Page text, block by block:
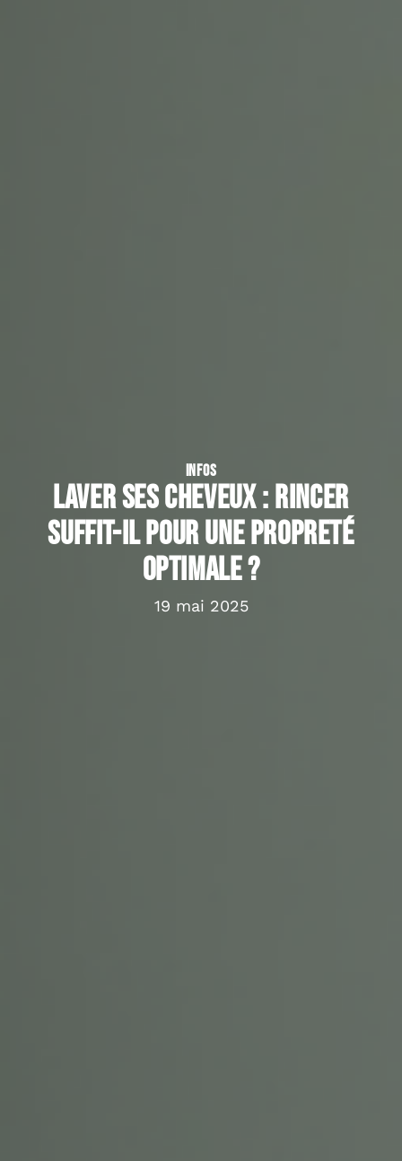
INFOS
Laver ses cheveux : rincer
suffit-il pour une propreté
optimale ?
19 mai 2025